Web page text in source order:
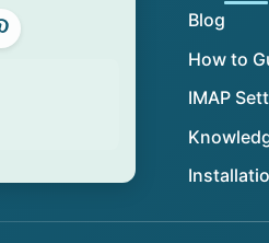
Blog
How to
IMAP